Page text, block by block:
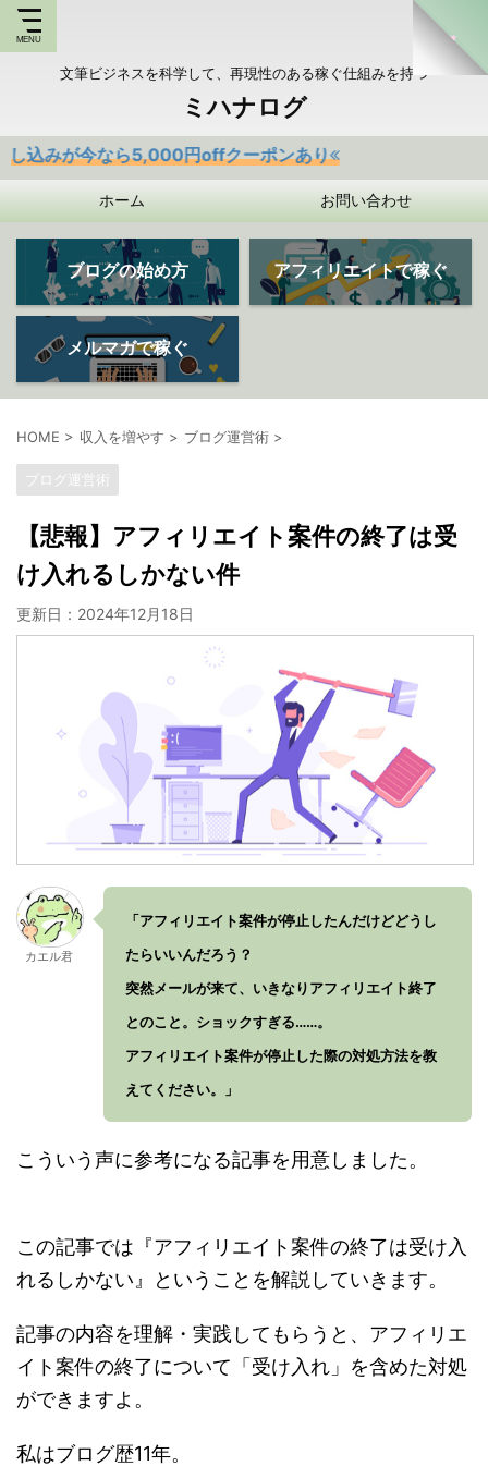
文筆ビジネスを科学して、再現性のある稼ぐ仕組みを持つ
ミハナログ
なら5,000円offクーポンあり
ホーム お問い合わせ
ブログの始め方 アフィリエイトで稼ぐ
メルマガで稼ぐ
HOME > 収入を増やす > ブログ運営術 >
ブログ運営術
【悲報】アフィリエイト案件の終了は受
け入れるしかない件
更新日： 2024年12月18日
カエル君
「アフィリエイト案件が停止したんだけどどうし
たらいいんだろう？
突然メールが来て、いきなりアフィリエイト終了
とのこと。ショックすぎる……。
アフィリエイト案件が停止した際の対処方法を教
えてください。」
こういう声に参考になる記事を用意しました。
この記事では『アフィリエイト案件の終了は受け入
れるしかない』ということを解説していきます。
記事の内容を理解・実践してもらうと、アフィリエ
イト案件の終了について「受け入れ」を含めた対処
ができますよ。
私はブログ歴11年。